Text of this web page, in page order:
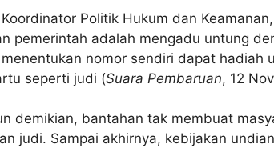
Politik Hukum dan
pemerintah adalah mengadu untung
nomor sendiri dapat hadiah
seperti judi (Suara Pembaruan, 12
demikian, bantahan tak membuat
judi. Sampai akhirnya, kebijakan